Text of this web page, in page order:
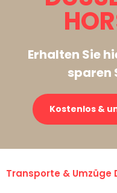
Erhalten Sie
sparen
Kostenlos &
Transporte & Umzüge